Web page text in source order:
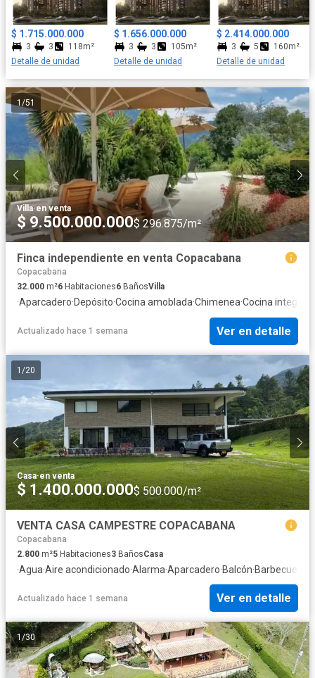
presentación del proyecto son representaciones digitales que
pueden variar en la percepción y construcción final. Fecha de
entrega: 2027 Plazo de cuota inicial:16 meses Características del
proyecto • 5 Tipologías • 168 Unidades • 3 Torres • 15 Pisos
$ 1.715.000.000
3 3
118m²
Detalle de unidad
$ 1.656.000.000
3 3
105m²
Detalle de unidad
$ 2.414.000.000
3 5
160m²
Detalle de unidad
1 /51
Villa·en venta
$ 9.500.000.000$ 296.875/m²
Finca independiente en venta Copacabana
Copacabana
32.000 m²6 Habitaciones6 BañosVilla
·Aparcadero·Depósito·Cocina amoblada·Chimenea·Cocina integral
Actualizado hace 1 semana Ver en detalle
1 /20
Casa·en venta
$ 1.400.000.000$ 500.000/m²
VENTA CASA CAMPESTRE COPACABANA
Copacabana
2.800 m²5 Habitaciones3 BañosCasa
·Agua·Aire acondicionado·Alarma·Aparcadero·Balcón·Barbecue
Actualizado hace 1 semana Ver en detalle
1/30